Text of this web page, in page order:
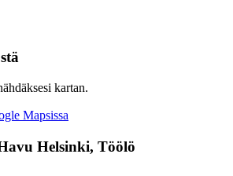
kartan.
Mapsissa
Helsinki, Töölö